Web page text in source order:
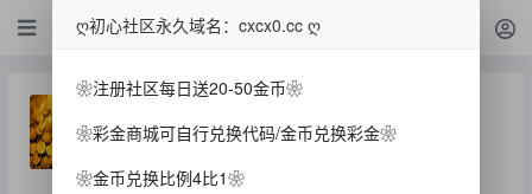
白菜
白菜
主题数: 5555 今日贴子: 0
论坛版主： 暂未分配小主...
ღ初心社区永久域名：cxcx0.cc ღ
❀注册社区每日送20-50金币❀
❀彩金商城可自行兑换代码/金币兑换彩金❀
❀金币兑换比例4比1❀